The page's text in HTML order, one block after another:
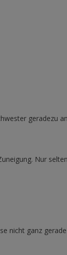
geradezu an
Nur selten
nicht ganz gerade